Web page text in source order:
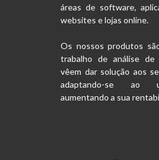
áreas de software,
websites e lojas online.
Os nossos produtos
trabalho de análise de
vêem dar solução aos
adaptando-se ao
aumentando a sua